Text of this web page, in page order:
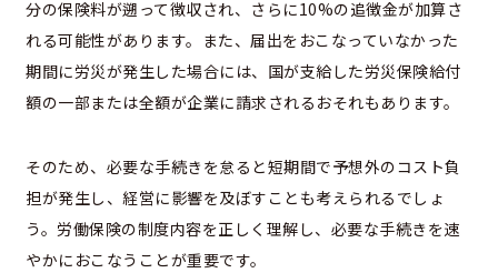
分の保険料が遡って徴収され、さらに10%の追徴金が加算さ
れる可能性があります。また、届出をおこなっていなかった
期間に労災が発生した場合には、国が支給した労災保険給付
額の一部または全額が企業に請求されるおそれもあります。
そのため、必要な手続きを怠ると短期間で予想外のコスト負
担が発生し、経営に影響を及ぼすことも考えられるでしょ
う。労働保険の制度内容を正しく理解し、必要な手続きを速
やかにおこなうことが重要です。